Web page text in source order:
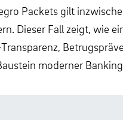
Packets gilt
Dieser Fall zeigt, wie
moderner